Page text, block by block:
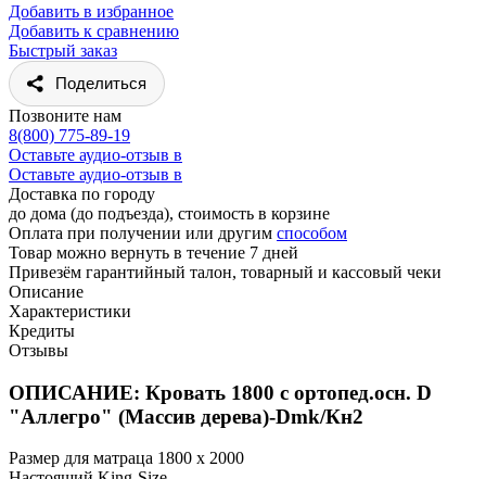
Добавить в избранное
Добавить к сравнению
Быстрый заказ
Поделиться
Позвоните нам
8(800) 775-89-19
Оставьте аудио-отзыв в
Оставьте аудио-отзыв в
Доставка по городу
до дома (до подъезда), стоимость в корзине
Оплата при получении или другим способом
Товар можно вернуть в течение 7 дней
Привезём гарантийный талон, товарный и кассовый чеки
Описание
Характеристики
Кредиты
Отзывы
ОПИСАНИЕ: Кровать 1800 с ортопед.осн. D
"Аллегро" (Массив дерева)-Dmk/Кн2
Размер для матраца 1800 x 2000